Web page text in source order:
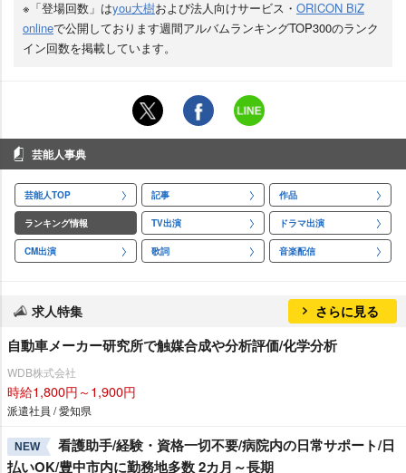
※「登場回数」はyou大樹および法人向けサービス・ ORICON BiZ
onlineで公開しております週間アルバムランキングTOP300のランク
イン回数を掲載しています。
芸能人事典
芸能人TOP 記事 作品
ランキング情報 TV出演 ドラマ出演
CM出演 歌詞 音楽配信
求人特集 さらに見る
自動車メーカー研究所で触媒合成や分析評価/化学分析
WDB株式会社
時給1,800円～1,900円
派遣社員 / 愛知県
NEW
看護助手/経験・資格一切不要/病院内の日常サポート/日
払いOK/豊中市内に勤務地多数 2カ月～長期